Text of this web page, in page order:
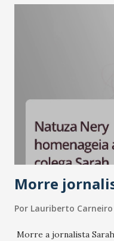
LinkedIn, VISA, Grupo
A nova edição chega
e consistência ganham
liderança e estratégia. -
mundo fala muito e
sempre existiu para dar
consistência, e nesta
Vamos reforçar que ser
marcas, pessoas e
Morre
Por Lauriberto
Morre a jornalista